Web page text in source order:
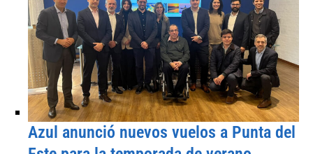
Azul anunció nuevos vuelos a Punta del